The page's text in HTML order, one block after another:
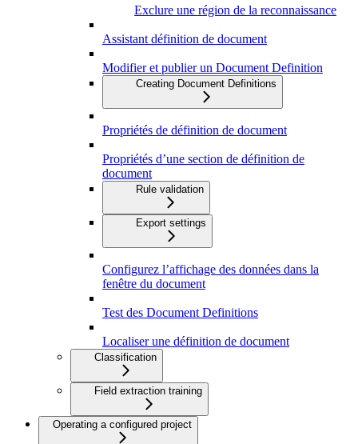
Exclure une région de la reconnaissance
Assistant définition de document
Modifier et publier un Document Definition
Creating Document Definitions
Propriétés de définition de document
Propriétés d’une section de définition de
document
Rule validation
Export settings
Configurez l’affichage des données dans la
fenêtre du document
Test des Document Definitions
Localiser une définition de document
Classification
Field extraction training
Operating a configured project